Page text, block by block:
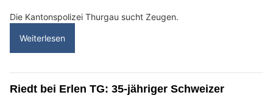
Die Kantonspolizei Thurgau sucht Zeugen.
Weiterlesen
Riedt bei Erlen TG: 35-jähriger Schweizer